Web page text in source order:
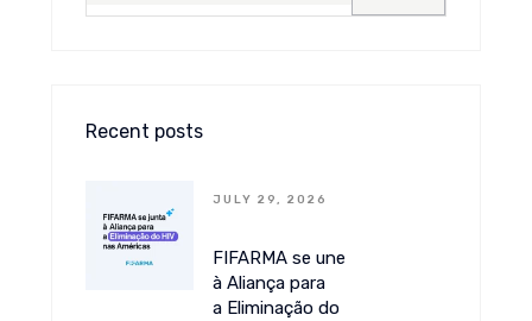
Recent posts
JULY 29, 2026
FIFARMA se une
à Aliança para
a Eliminação do